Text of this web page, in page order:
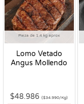
Pieza de 1.4 kg aprox
Lomo Vetado
Angus Mollendo
$48.986($34.990/Kg)